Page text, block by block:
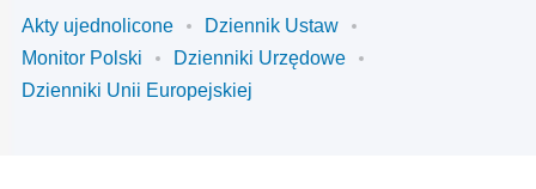
Akty ujednolicone
Dziennik Ustaw
Monitor Polski
Dzienniki Urzędowe
Dzienniki Unii Europejskiej